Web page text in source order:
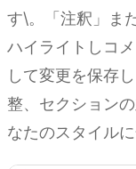
す\。「注釈」ま
ハイライトしコ
して変更を保存
整、セクション
なたのスタイル